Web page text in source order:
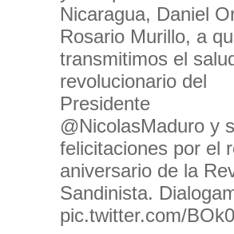
Nicaragua, Daniel
Rosario Murillo, a
transmitimos el
revolucionario del
Presidente
@NicolasMaduro y
felicitaciones por el
aniversario de la
Sandinista.
pic.twitter.com/